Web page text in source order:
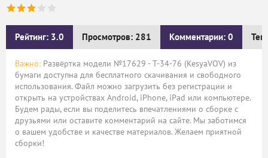
Рейтинг: 3.0 Просмотров: 281 Комментарии: 0
Важно: Развёртка модели №17629 - Т-34-76 (KesyaVOV) из
бумаги доступна для бесплатного скачивания и свободного
использования. Файл можно загрузить без регистрации и
открыть на устройствах Android, iPhone, iPad или компьютере.
Будем рады, если вы поделитесь впечатлениями о сборке с
друзьями или оставите комментарий на сайте. Мы заботимся
о вашем удобстве и качестве материалов. Желаем приятной
сборки!